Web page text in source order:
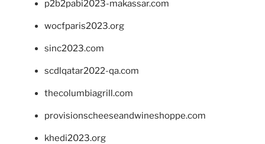
p2b2pabi2023-makassar.com
wocfparis2023.org
sinc2023.com
scdlqatar2022-qa.com
thecolumbiagrill.com
provisionscheeseandwineshoppe.com
khedi2023.org